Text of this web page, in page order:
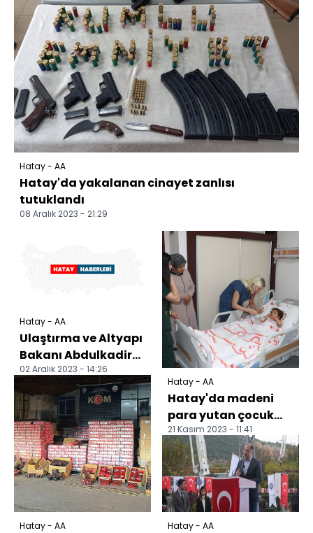
Hatay - AA
Hatay'da yakalanan cinayet zanlısı
tutuklandı
08 Aralık 2023 - 21:29
Hatay - AA
Ulaştırma ve Altyapı
Bakanı Abdulkadir
Uraloğlu, Hatay
Havalimanı'nda
konuş...
02 Aralık 2023 - 14:26
Hatay - AA
Hatay - AA
Hatay'da madeni
para yutan çocuk
hastanedeki
müdahaleyle
kurtarıldı
21 Kasım 2023 - 11:41
Hatay - AA